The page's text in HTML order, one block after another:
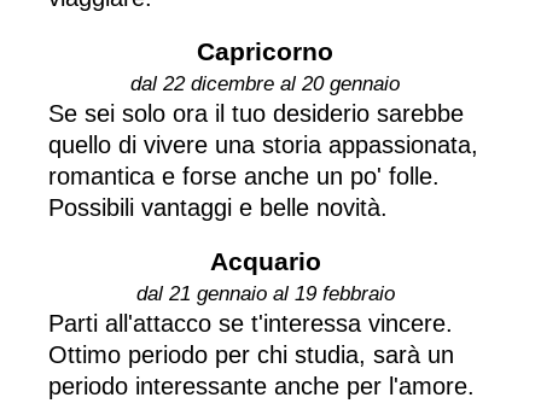
Capricorno
dal 22 dicembre al 20 gennaio
Se sei solo ora il tuo desiderio sarebbe
quello di vivere una storia appassionata,
romantica e forse anche un po' folle.
Possibili vantaggi e belle novità.
Acquario
dal 21 gennaio al 19 febbraio
Parti all'attacco se t'interessa vincere.
Ottimo periodo per chi studia, sarà un
periodo interessante anche per l'amore.